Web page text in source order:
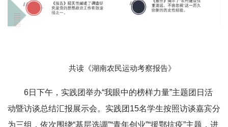
共读《湖南农民运动考察报告》
6日下午，实践团举办“我眼中的榜样力量”主题团日活
动暨访谈总结汇报展示会。实践团15名学生按照访谈嘉宾分
为三组，依次围绕“基层选调”“青年创业”“援鄂抗疫”主题，进